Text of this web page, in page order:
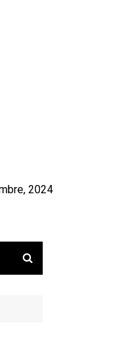
2024